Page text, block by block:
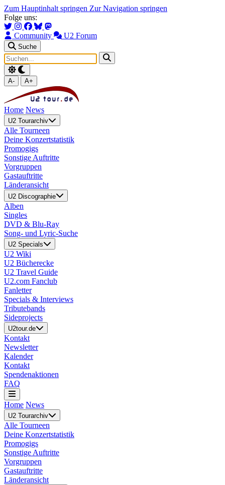
Zum Hauptinhalt springen Zur Navigation springen
Folge uns:
Community U2 Forum
Suche
A- A+
Home News
U2 Tourarchiv
Alle Tourneen
Deine Konzertstatistik
Promogigs
Sonstige Auftritte
Vorgruppen
Gastauftritte
Länderansicht
U2 Discographie
Alben
Singles
DVD & Blu-Ray
Song- und Lyric-Suche
U2 Specials
U2 Wiki
U2 Bücherecke
U2 Travel Guide
U2.com Fanclub
Fanletter
Specials & Interviews
Tributebands
Sideprojects
U2tour.de
Kontakt
Newsletter
Kalender
Kontakt
Spendenaktionen
FAQ
Home News
U2 Tourarchiv
Alle Tourneen
Deine Konzertstatistik
Promogigs
Sonstige Auftritte
Vorgruppen
Gastauftritte
Länderansicht